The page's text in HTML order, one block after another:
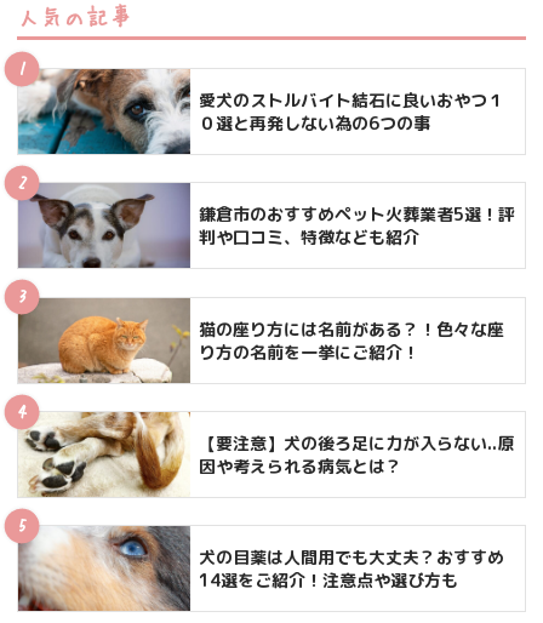
人気の記事
愛犬のストルバイト結石に良いおやつ１
０選と再発しない為の6つの事
鎌倉市のおすすめペット火葬業者5選！評
判や口コミ、特徴なども紹介
猫の座り方には名前がある？！色々な座
り方の名前を一挙にご紹介！
【要注意】犬の後ろ足に力が入らない..原
因や考えられる病気とは？
犬の目薬は人間用でも大丈夫？おすすめ
14選をご紹介！注意点や選び方も